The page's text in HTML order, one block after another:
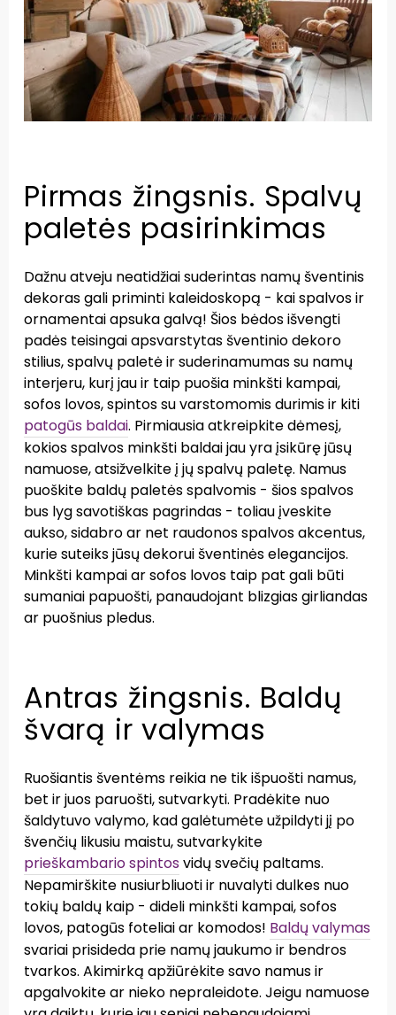
Pirmas žingsnis. Spalvų
paletės pasirinkimas
Dažnu atveju neatidžiai suderintas namų šventinis
dekoras gali priminti kaleidoskopą - kai spalvos ir
ornamentai apsuka galvą! Šios bėdos išvengti
padės teisingai apsvarstytas šventinio dekoro
stilius, spalvų paletė ir suderinamumas su namų
interjeru, kurį jau ir taip puošia minkšti kampai,
sofos lovos, spintos su varstomomis durimis ir kiti
patogūs baldai. Pirmiausia atkreipkite dėmesį,
kokios spalvos minkšti baldai jau yra įsikūrę jūsų
namuose, atsižvelkite į jų spalvų paletę. Namus
puoškite baldų paletės spalvomis - šios spalvos
bus lyg savotiškas pagrindas - toliau įveskite
aukso, sidabro ar net raudonos spalvos akcentus,
kurie suteiks jūsų dekorui šventinės elegancijos.
Minkšti kampai ar sofos lovos taip pat gali būti
sumaniai papuošti, panaudojant blizgias girliandas
ar puošnius pledus.
Antras žingsnis. Baldų
švarą ir valymas
Ruošiantis šventėms reikia ne tik išpuošti namus,
bet ir juos paruošti, sutvarkyti. Pradėkite nuo
šaldytuvo valymo, kad galėtumėte užpildyti jį po
švenčių likusiu maistu, sutvarkykite
prieškambario spintos vidų svečių paltams.
Nepamirškite nusiurbliuoti ir nuvalyti dulkes nuo
tokių baldų kaip - dideli minkšti kampai, sofos
lovos, patogūs foteliai ar komodos! Baldų valymas
svariai prisideda prie namų jaukumo ir bendros
tvarkos. Akimirką apžiūrėkite savo namus ir
apgalvokite ar nieko nepraleidote. Jeigu namuose